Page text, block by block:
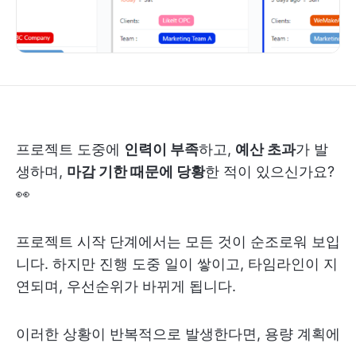
프로젝트 도중에 인력이 부족하고, 예산 초과가 발
생하며, 마감 기한 때문에 당황한 적이 있으신가요?
👀
프로젝트 시작 단계에서는 모든 것이 순조로워 보입
니다. 하지만 진행 도중 일이 쌓이고, 타임라인이 지
연되며, 우선순위가 바뀌게 됩니다.
이러한 상황이 반복적으로 발생한다면, 용량 계획에